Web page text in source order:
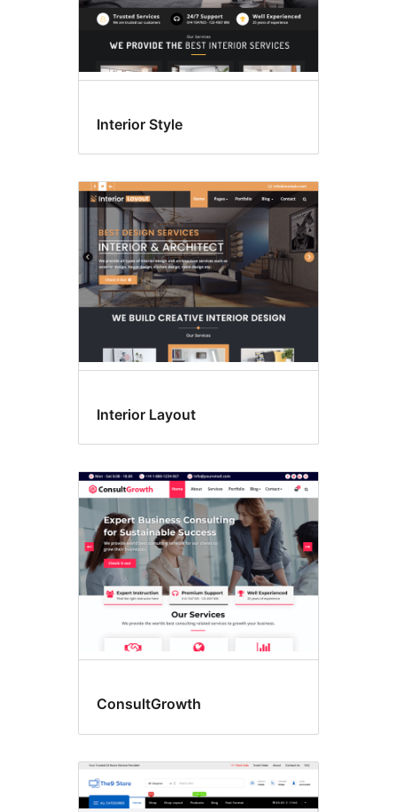
Interior Style
Interior Layout
ConsultGrowth